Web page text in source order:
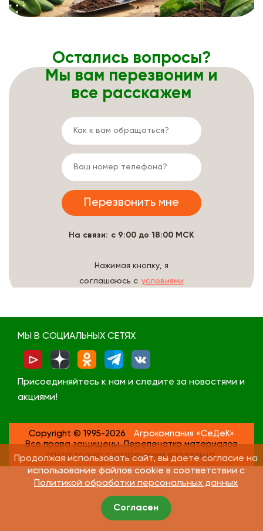
Остались вопросы?
Мы вам перезвоним и
все расскажем
На связи: с 9:00 до 18:00 МСК
Нажимая кнопку, я
соглашаюсь с условиями
МЫ В СОЦИАЛЬНЫХ СЕТЯХ
Присоединяйтесь к нам и следите за новостями и
акциями!
Copyright © 1995-2026
Агрокомпания «СеДеК»
Все права защищены. Перепечатка материалов
сайта только с разрешения владельца.
Продолжая использовать сайт, вы даете согласие на
использование файлов cookie в соответствии с
Политикой обработки персональных данных
Согласен